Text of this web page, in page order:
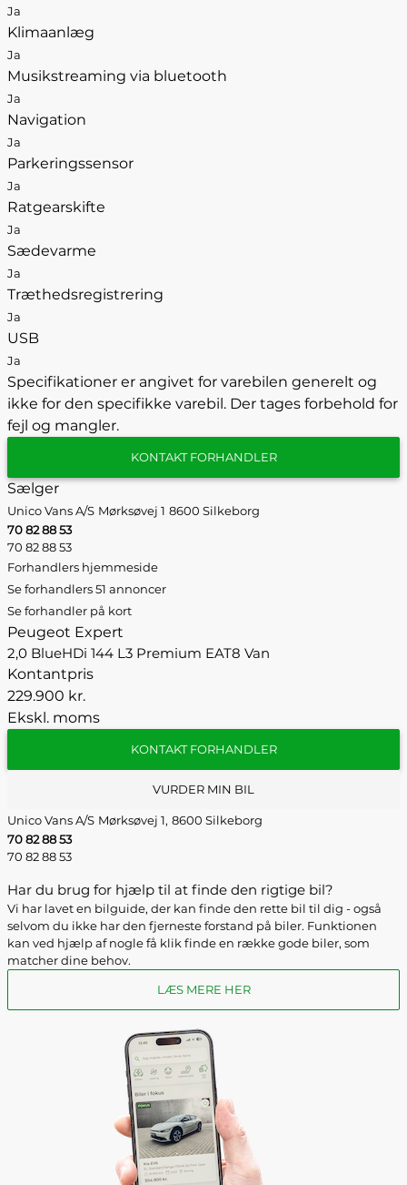
Ja
Klimaanlæg
Ja
Musikstreaming via bluetooth
Ja
Navigation
Ja
Parkeringssensor
Ja
Ratgearskifte
Ja
Sædevarme
Ja
Træthedsregistrering
Ja
USB
Ja
Specifikationer er angivet for varebilen generelt og
ikke for den specifikke varebil. Der tages forbehold for
fejl og mangler.
KONTAKT FORHANDLER
Sælger
Unico Vans A/S Mørksøvej 1 8600 Silkeborg
70 82 88 53
70 82 88 53
Forhandlers hjemmeside
Se forhandlers 51 annoncer
Se forhandler på kort
Peugeot Expert
2,0 BlueHDi 144 L3 Premium EAT8 Van
Kontantpris
229.900 kr.
Ekskl. moms
KONTAKT FORHANDLER
VURDER MIN BIL
Unico Vans A/S Mørksøvej 1, 8600 Silkeborg
70 82 88 53
70 82 88 53
Har du brug for hjælp til at finde den rigtige bil?
Vi har lavet en bilguide, der kan finde den rette bil til dig - også
selvom du ikke har den fjerneste forstand på biler. Funktionen
kan ved hjælp af nogle få klik finde en række gode biler, som
matcher dine behov.
LÆS MERE HER